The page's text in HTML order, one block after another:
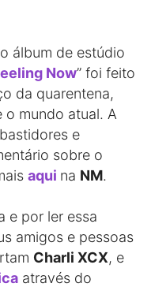
álbum de estúdio
Now” foi feito
da quarentena,
mundo atual. A
e
sobre o
aqui na NM.
e por ler essa
amigos e pessoas
Charli XCX, e
através do